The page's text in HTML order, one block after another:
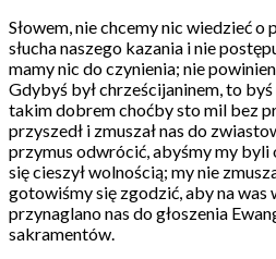
Słowem, nie chcemy nic wiedzieć o
słucha naszego kazania i nie
mamy nic do czynienia; nie
Gdybyś był chrześcijaninem, to byś
takim dobrem choćby sto mil bez
przyszedł i zmuszał nas do
przymus odwrócić, abyśmy my byli
się cieszył wolnością; my nie
gotowiśmy się zgodzić, aby na was
przynaglano nas do głoszenia
sakramentów.